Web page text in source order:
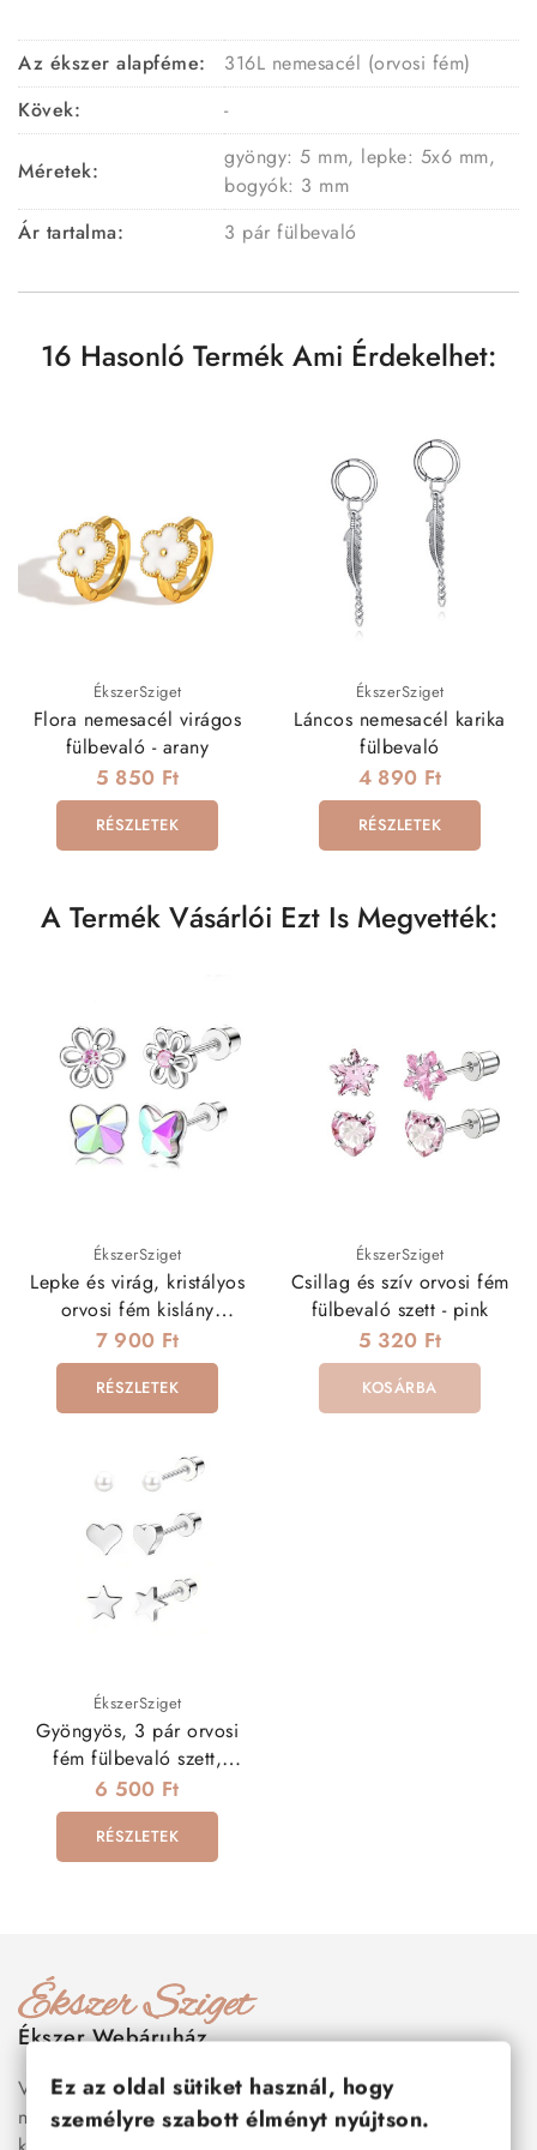
Az ékszer alapféme:
316L nemesacél (orvosi fém)
Kövek:
-
Méretek:
gyöngy: 5 mm, lepke: 5x6 mm,
bogyók: 3 mm
Ár tartalma:
3 pár fülbevaló
16 Hasonló Termék Ami Érdekelhet:
ÉkszerSziget
Flora nemesacél virágos
fülbevaló - arany
5 850 Ft
RÉSZLETEK
ÉkszerSziget
Láncos nemesacél karika
fülbevaló
4 890 Ft
RÉSZLETEK
A Termék Vásárlói Ezt Is Megvették:
ÉkszerSziget
Lepke és virág, kristályos
orvosi fém kislány
fülbevaló szett
7 900 Ft
RÉSZLETEK
ÉkszerSziget
Csillag és szív orvosi fém
fülbevaló szett - pink
5 320 Ft
KOSÁRBA
ÉkszerSziget
Gyöngyös, 3 pár orvosi
fém fülbevaló szett,
csavaros zárral
6 500 Ft
RÉSZLETEK
Ékszer Webáruház
Válogass több száz prémium minőségű, stílusos és tartós
nemesacél ékszer és orvosi fém ékszer közül, amelyek
Ez az oldal sütiket használ, hogy
személyre szabott élményt nyújtson.